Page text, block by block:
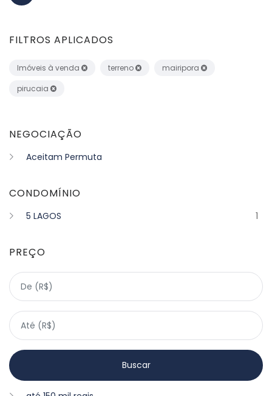
FILTROS APLICADOS
Imóveis à venda terreno
mairipora
pirucaia
NEGOCIAÇÃO
Aceitam Permuta
CONDOMÍNIO
5 LAGOS 1
PREÇO